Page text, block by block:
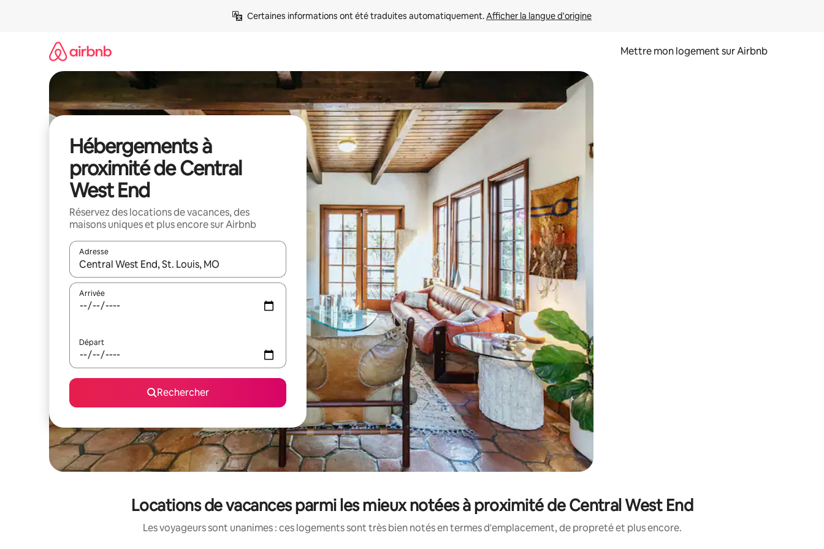
Certaines informations ont été traduites automatiquement. Afficher la langue d'origine
Mettre mon logement sur Airbnb
Hébergements à
proximité de Central
West End
Réservez des locations de vacances, des
maisons uniques et plus encore sur Airbnb
Adresse
Lorsque les résultats s'affichent, utilisez les flèches vers le haut et vers le bas pour les parcourir ou en appuyant et en faisant glisser.
Arrivée
Départ
Rechercher
Locations de vacances parmi les mieux notées à proximité de Central West End
Les voyageurs sont unanimes : ces logements sont très bien notés en termes d'emplacement, de propreté et plus encore.